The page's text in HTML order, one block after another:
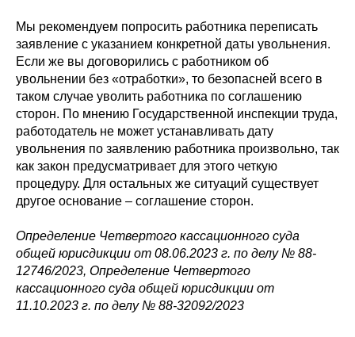
Мы рекомендуем попросить работника переписать
заявление с указанием конкретной даты увольнения.
Если же вы договорились с работником об
увольнении без «отработки», то безопасней всего в
таком случае уволить работника по соглашению
сторон. По мнению Государственной инспекции труда,
работодатель не может устанавливать дату
увольнения по заявлению работника произвольно, так
как закон предусматривает для этого четкую
процедуру. Для остальных же ситуаций существует
другое основание – соглашение сторон.
Определение Четвертого кассационного суда
общей юрисдикции от 08.06.2023 г. по делу № 88-
12746/2023, Определение Четвертого
кассационного суда общей юрисдикции от
11.10.2023 г. по делу № 88-32092/2023